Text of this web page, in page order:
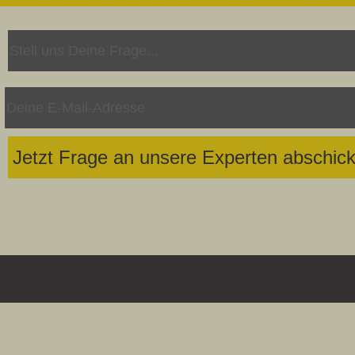
Jetzt Frage an unsere Experten